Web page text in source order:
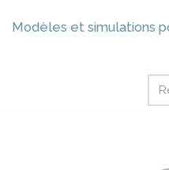
Modèles et simulations